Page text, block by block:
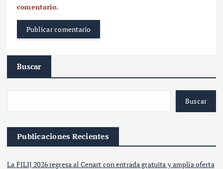
comentario.
Buscar
Buscar
Publicaciones Recientes
La FILIJ 2026 regresa al Cenart con entrada gratuita y amplia oferta